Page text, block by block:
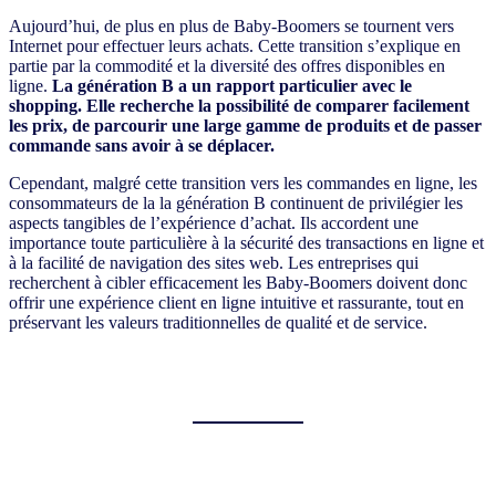
Aujourd’hui, de plus en plus de Baby-Boomers se tournent vers
Internet pour effectuer leurs achats. Cette transition s’explique en
partie par la commodité et la diversité des offres disponibles en
ligne. La génération B a un rapport particulier avec le
shopping. Elle recherche la possibilité de comparer facilement
les prix, de parcourir une large gamme de produits et de passer
commande sans avoir à se déplacer.
Cependant, malgré cette transition vers les commandes en ligne, les
consommateurs de la la génération B continuent de privilégier les
aspects tangibles de l’expérience d’achat. Ils accordent une
importance toute particulière à la sécurité des transactions en ligne et
à la facilité de navigation des sites web. Les entreprises qui
recherchent à cibler efficacement les Baby-Boomers doivent donc
offrir une expérience client en ligne intuitive et rassurante, tout en
préservant les valeurs traditionnelles de qualité et de service.